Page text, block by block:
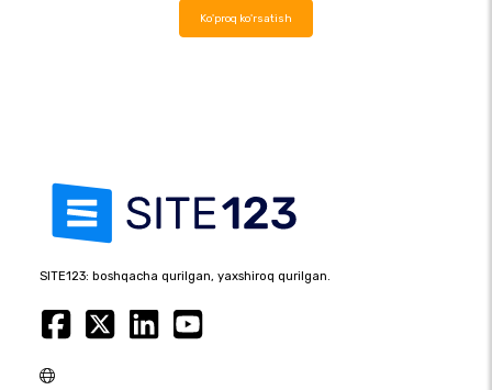
Ko'proq ko'rsatish
SITE123: boshqacha qurilgan, yaxshiroq qurilgan.